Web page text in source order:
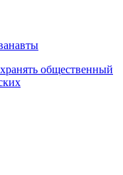
общественный